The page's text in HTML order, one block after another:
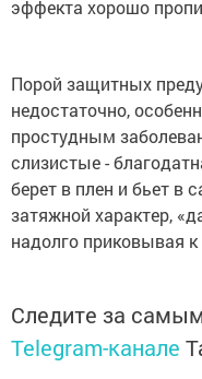
эффекта хорошо
Порой защитных
недостаточно,
простудным
слизистые -
берет в плен и бьет в
затяжной характер,
надолго приковывая
Следите за
Telegram-канале